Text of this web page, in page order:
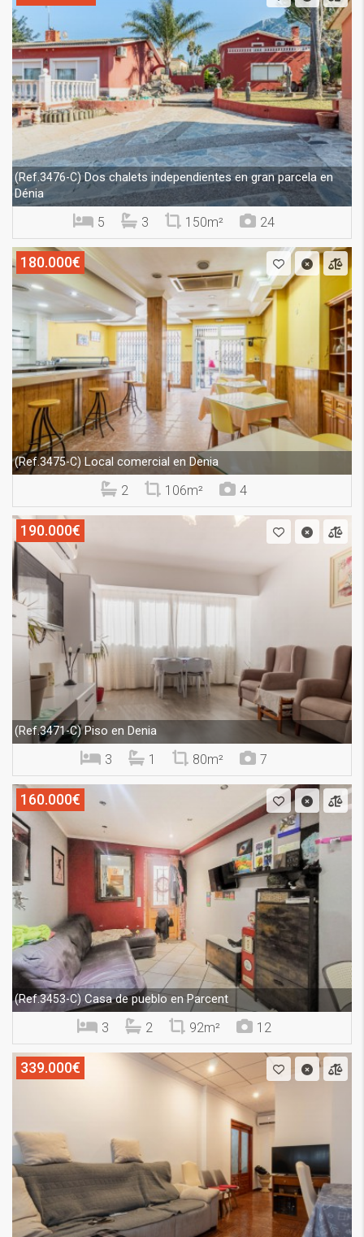
(Ref.3476-C)Dos chalets independientes en gran parcela en
Dénia
5 3 150m² 24
180.000€
(Ref.3475-C) Local comercial en Denia
2 106m² 4
190.000€
(Ref.3471-C)Piso en Denia
3 1 80m² 7
160.000€
(Ref.3453-C)Casa de pueblo en Parcent
3 2 92m² 12
339.000€